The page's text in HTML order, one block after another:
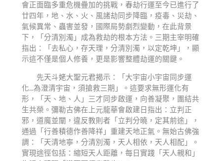
會正面臨多重危機疊加的挑戰，春劫行運至今已進行了
廿四年，地、水、火、風諸劫同步降臨，疫毒、災劫、
氣候異常、蟲害並發，國際局勢劇烈變動，在此背景
下，「分清別濁」成為救劫的根本方法。三期主宰明確
指出：「去私心，存天理，分清別濁，以定乾坤」，顯
示這不僅是個人修養，更是影響整體劫運的關鍵。
先天斗姥大聖元君揭示：「大宇宙小宇宙同步運
化…為澄清宇宙，須搶救三期」。這要求無形運化有
形，「天、地、人」三才同步啟運，向善凝聚，團結共
生共榮。彌勒古佛在上元龍華會啟建日指出：立判正
邪，道魔並闡，違反教則者「立判分曉，定其前途」，
通過「行善積德作善降祥」重建天地正氣。無始古佛強
調：「天清地寧，分清別濁，天人相依，天人相配」。
實現途徑包括：縮短天人距離，每日實踐「天人親和」